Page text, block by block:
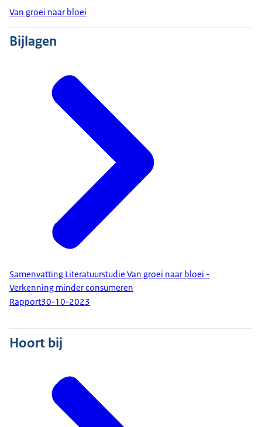
Van groei naar bloei
Bijlagen
Samenvatting Literatuurstudie Van groei naar bloei -
Verkenning minder consumeren
Rapport30-10-2023
Hoort bij